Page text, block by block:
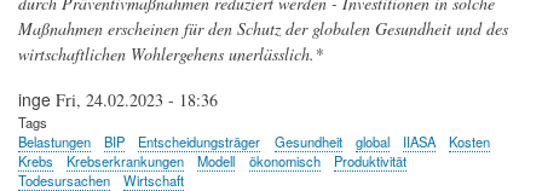
Maßnahmen erscheinen für den Schutz der globalen Gesundheit und des
wirtschaftlichen Wohlergehens unerlässlich.*
inge Fri, 24.02.2023 - 18:36
Tags
Belastungen
BIP Entscheidungsträger Gesundheit global IIASA
Kosten
Krebs
Krebserkrankungen Modell ökonomisch
Produktivität
Todesursachen
Wirtschaft